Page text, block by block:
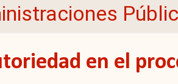
en el